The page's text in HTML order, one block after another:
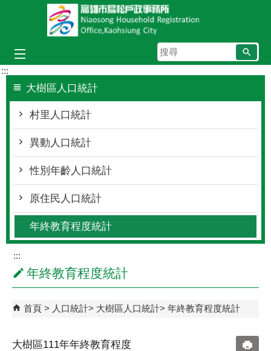
跳到主要內容區塊
搜
尋
:::
大樹區人口統計
村里人口統計
異動人口統計
性別年齡人口統計
原住民人口統計
年終教育程度統計
:::
年終教育程度統計
首頁 人口統計 大樹區人口統計 年終教育程度統計
大樹區111年年終教育程度